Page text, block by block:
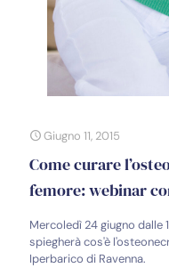
Giugno 11, 2015
Come curare
femore: webinar
Mercoledì 24 giugno dalle
spiegherà cos'è
Iperbarico di Ravenna.